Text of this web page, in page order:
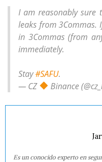
I am reasonably sure
leaks from 3Commas.
in 3Commas (from
immediately.
Stay#SAFU.
— CZ
Binance
Es un conocido experto en